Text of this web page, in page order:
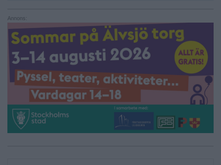
Annons: